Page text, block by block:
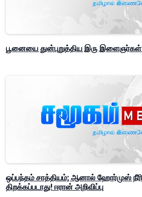
பூனையை துன்புறுத்திய இரு இளைஞர்கள்
ஒப்பந்தம் சாத்தியம்; ஆனால் ஹோர்முஸ்
திறக்கப்படாது! ஈரான் அறிவிப்பு